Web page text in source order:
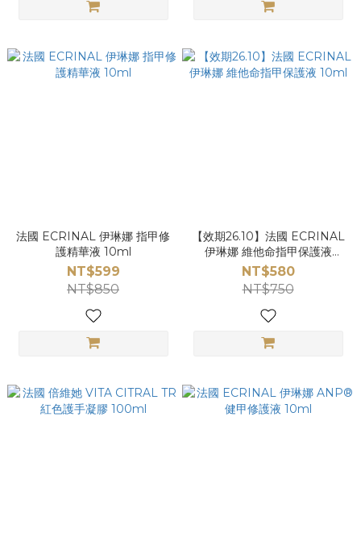
法國 ECRINAL 伊琳娜 指甲修
護精華液 10ml
NT$599
NT$850
【效期26.10】法國 ECRINAL
伊琳娜 維他命指甲保護液
10ml
NT$580
NT$750